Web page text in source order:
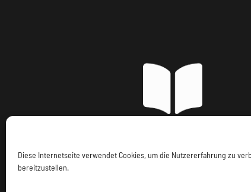
Diese Internetseite verwendet Cookies, um die Nutzererfahrung zu
bereitzustellen.